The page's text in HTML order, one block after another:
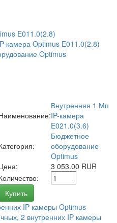
камера Optimus E011.0(2.8)
Optimus
Внутренняя 1 Мп
IP-камера
E021.0(3.6)
Бюджетное
оборудование
Optimus
3 053.00 RUR
Купить
2 внутренних IP камеры